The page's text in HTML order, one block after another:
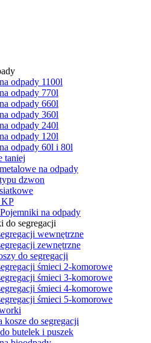
odpady 1100l
odpady 770l
odpady 660l
odpady 360l
odpady 240l
odpady 120l
odpady 60l i 80l
taniej
na odpady
dzwon
KP
na odpady
do segregacji
wewnętrzne
zewnętrzne
do segregacji
śmieci 2-komorowe
śmieci 3-komorowe
śmieci 4-komorowe
śmieci 5-komorowe
kosze do segregacji
butelek i puszek